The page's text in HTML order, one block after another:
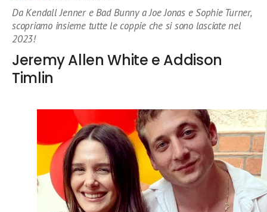
Da Kendall Jenner e Bad Bunny a Joe Jonas e Sophie Turner,
scopriamo insieme tutte le coppie che si sono lasciate nel
2023!
Jeremy Allen White e Addison
Timlin